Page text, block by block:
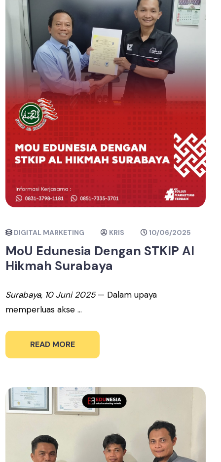
DIGITAL MARKETING KRIS 10/06/2025
MoU Edunesia Dengan STKIP Al
Hikmah Surabaya
Surabaya, 10 Juni 2025— Dalam upaya
memperluas akse ...
READ MORE